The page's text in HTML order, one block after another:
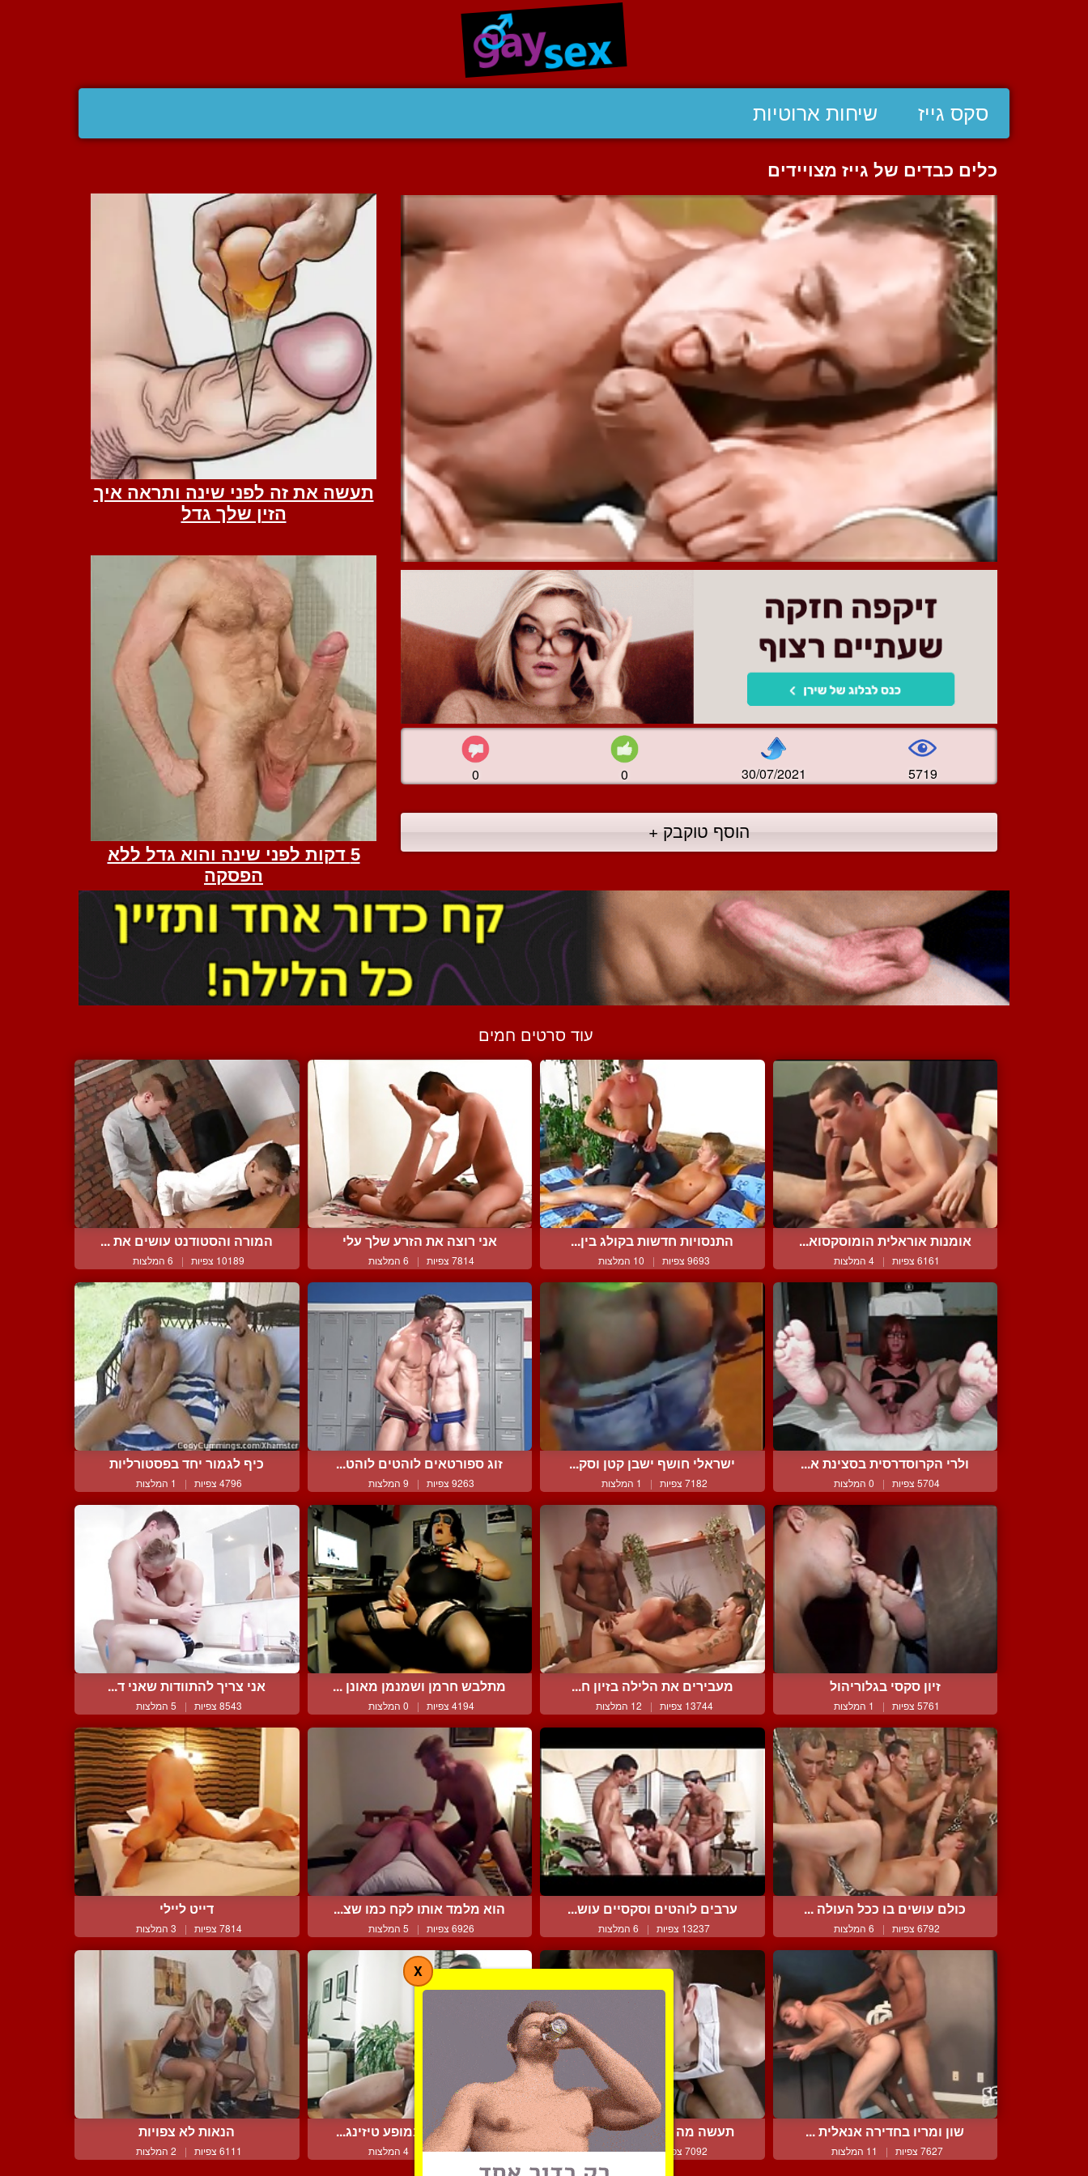
סקס גייז שיחות ארוטיות
כלים כבדים של גייז מצויידים
0 0 30/07/2021 5719
הוסף טוקבק +
עוד סרטים חמים
אומנות אוראלית הומוסקסוא...
6161 צפיות | 4 המלצות
התנסויות חדשות בקולג בין...
9693 צפיות | 10 המלצות
אני רוצה את הזרע שלך עלי
7814 צפיות | 6 המלצות
המורה והסטודנט עושים את ...
10189 צפיות | 6 המלצות
ולרי הקרוסדרסית בסצינת א...
5704 צפיות | 0 המלצות
ישראלי חושף ישבן קטן וסק...
7182 צפיות | 1 המלצות
זוג ספורטאים לוהטים לוהט...
9263 צפיות | 9 המלצות
כיף לגמור יחד בפסטורליות
4796 צפיות | 1 המלצות
זיון סקסי בגלוריהול
5761 צפיות | 1 המלצות
מעבירים את הלילה בזיון ח...
13744 צפיות | 12 המלצות
מתלבש חרמן ושמנמן מאונן ...
4194 צפיות | 0 המלצות
אני צריך להתוודות שאני ד...
8543 צפיות | 5 המלצות
כולם עושים בו ככל העולה ...
6792 צפיות | 6 המלצות
ערבים לוהטים וסקסיים עוש...
13237 צפיות | 6 המלצות
הוא מלמד אותו לקח כמו שצ...
6926 צפיות | 5 המלצות
דייט ליילי
7814 צפיות | 3 המלצות
שון ומריו בחדירה אנאלית ...
7627 צפיות | 11 המלצות
תעשה מה שאומרים לך, עבד
7092 צפיות | 3 המלצות
קרלוס השובב במופע טיזינג...
4654 צפיות | 4 המלצות
הנאות לא צפויות
6111 צפיות | 2 המלצות
X